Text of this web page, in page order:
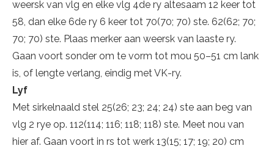
weersk van vlg en elke vlg 4de ry altesaam 12 keer tot
58, dan elke 6de ry 6 keer tot 70(70; 70) ste. 62(62; 70;
70; 70) ste. Plaas merker aan weersk van laaste ry.
Gaan voort sonder om te vorm tot mou 50–51 cm lank
is, of lengte verlang, eindig met VK-ry.
Lyf
Met sirkelnaald stel 25(26; 23; 24; 24) ste aan beg van
vlg 2 rye op. 112(114; 116; 118; 118) ste. Meet nou van
hier af. Gaan voort in rs tot werk 13(15; 17; 19; 20) cm